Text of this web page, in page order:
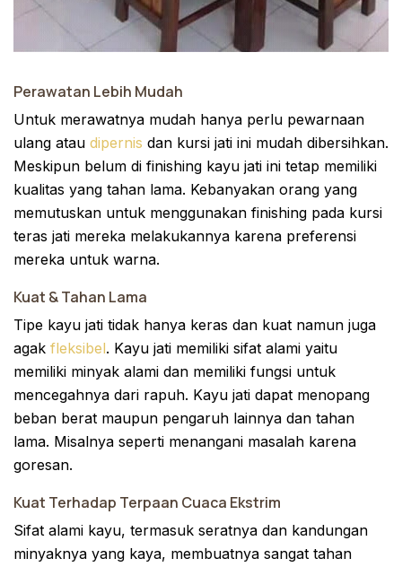
Perawatan Lebih Mudah
Untuk merawatnya mudah hanya perlu pewarnaan
ulang atau dipernis dan kursi jati ini mudah dibersihkan.
Meskipun belum di finishing kayu jati ini tetap memiliki
kualitas yang tahan lama. Kebanyakan orang yang
memutuskan untuk menggunakan finishing pada kursi
teras jati mereka melakukannya karena preferensi
mereka untuk warna.
Kuat & Tahan Lama
Tipe kayu jati tidak hanya keras dan kuat namun juga
agak fleksibel. Kayu jati memiliki sifat alami yaitu
memiliki minyak alami dan memiliki fungsi untuk
mencegahnya dari rapuh. Kayu jati dapat menopang
beban berat maupun pengaruh lainnya dan tahan
lama. Misalnya seperti menangani masalah karena
goresan.
Kuat Terhadap Terpaan Cuaca Ekstrim
Sifat alami kayu, termasuk seratnya dan kandungan
minyaknya yang kaya, membuatnya sangat tahan